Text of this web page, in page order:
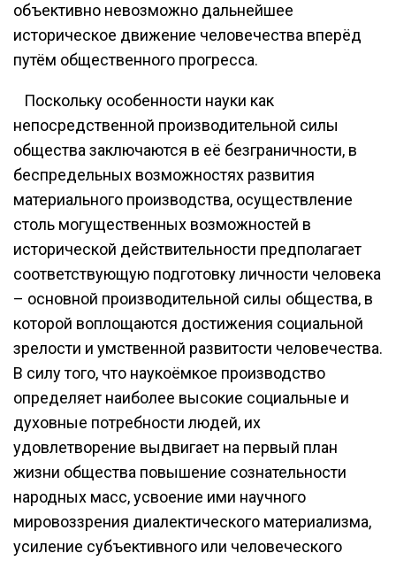
объективно невозможно дальнейшее
историческое движение человечества вперёд
путём общественного прогресса.
Поскольку особенности науки как
непосредственной производительной силы
общества заключаются в её безграничности, в
беспредельных возможностях развития
материального производства, осуществление
столь могущественных возможностей в
исторической действительности предполагает
соответствующую подготовку личности человека
– основной производительной силы общества, в
которой воплощаются достижения социальной
зрелости и умственной развитости человечества.
В силу того, что наукоёмкое производство
определяет наиболее высокие социальные и
духовные потребности людей, их
удовлетворение выдвигает на первый план
жизни общества повышение сознательности
народных масс, усвоение ими научного
мировоззрения диалектического материализма,
усиление субъективного или человеческого